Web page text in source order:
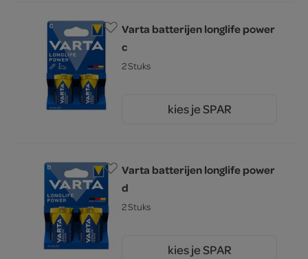
Varta batterijen longlife power
c
2 Stuks
kies je SPAR
Varta batterijen longlife power
d
2 Stuks
kies je SPAR